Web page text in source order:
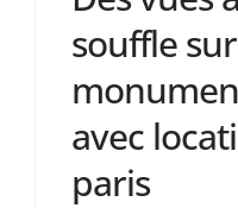
souffle
avec
paris